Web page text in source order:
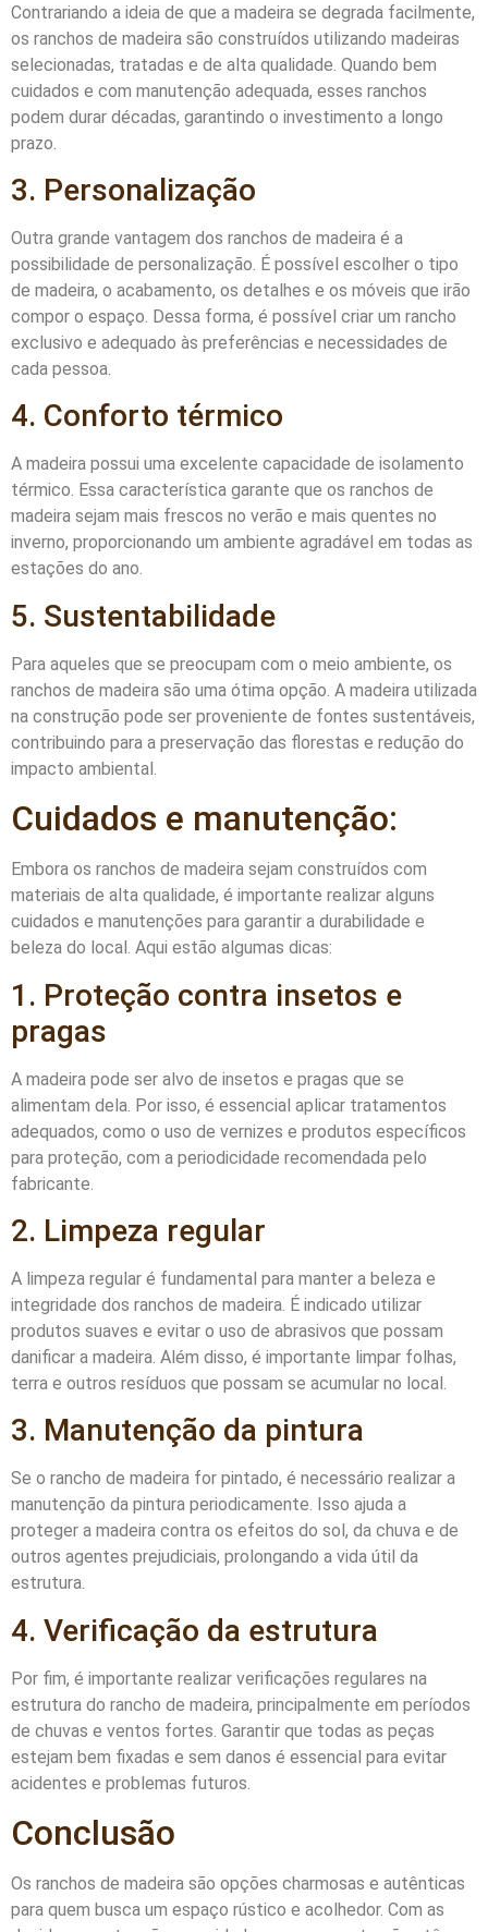
Contrariando a ideia de que a madeira se degrada facilmente,
os ranchos de madeira são construídos utilizando madeiras
selecionadas, tratadas e de alta qualidade. Quando bem
cuidados e com manutenção adequada, esses ranchos
podem durar décadas, garantindo o investimento a longo
prazo.
3. Personalização
Outra grande vantagem dos ranchos de madeira é a
possibilidade de personalização. É possível escolher o tipo
de madeira, o acabamento, os detalhes e os móveis que irão
compor o espaço. Dessa forma, é possível criar um rancho
exclusivo e adequado às preferências e necessidades de
cada pessoa.
4. Conforto térmico
A madeira possui uma excelente capacidade de isolamento
térmico. Essa característica garante que os ranchos de
madeira sejam mais frescos no verão e mais quentes no
inverno, proporcionando um ambiente agradável em todas as
estações do ano.
5. Sustentabilidade
Para aqueles que se preocupam com o meio ambiente, os
ranchos de madeira são uma ótima opção. A madeira utilizada
na construção pode ser proveniente de fontes sustentáveis,
contribuindo para a preservação das florestas e redução do
impacto ambiental.
Cuidados e manutenção:
Embora os ranchos de madeira sejam construídos com
materiais de alta qualidade, é importante realizar alguns
cuidados e manutenções para garantir a durabilidade e
beleza do local. Aqui estão algumas dicas:
1. Proteção contra insetos e
pragas
A madeira pode ser alvo de insetos e pragas que se
alimentam dela. Por isso, é essencial aplicar tratamentos
adequados, como o uso de vernizes e produtos específicos
para proteção, com a periodicidade recomendada pelo
fabricante.
2. Limpeza regular
A limpeza regular é fundamental para manter a beleza e
integridade dos ranchos de madeira. É indicado utilizar
produtos suaves e evitar o uso de abrasivos que possam
danificar a madeira. Além disso, é importante limpar folhas,
terra e outros resíduos que possam se acumular no local.
3. Manutenção da pintura
Se o rancho de madeira for pintado, é necessário realizar a
manutenção da pintura periodicamente. Isso ajuda a
proteger a madeira contra os efeitos do sol, da chuva e de
outros agentes prejudiciais, prolongando a vida útil da
estrutura.
4. Verificação da estrutura
Por fim, é importante realizar verificações regulares na
estrutura do rancho de madeira, principalmente em períodos
de chuvas e ventos fortes. Garantir que todas as peças
estejam bem fixadas e sem danos é essencial para evitar
acidentes e problemas futuros.
Conclusão
Os ranchos de madeira são opções charmosas e autênticas
para quem busca um espaço rústico e acolhedor. Com as